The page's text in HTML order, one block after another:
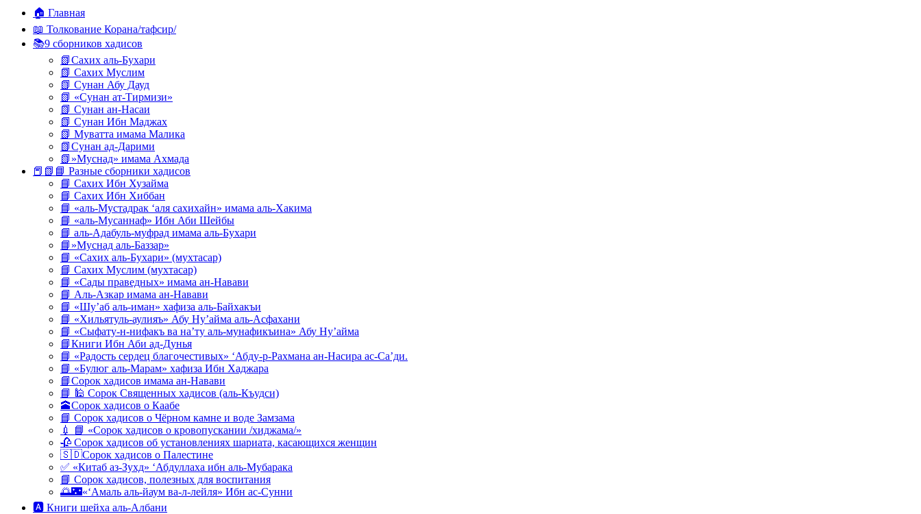
содержимому
🏠 Главная
📖 Толкование Корана/тафсир/
📚9 сборников хадисов
📗Сахих аль-Бухари
📗 Сахих Муслим
📗 Сунан Абу Дауд
📗 «Сунан ат-Тирмизи»
📗 Сунан ан-Насаи
📗 Сунан Ибн Маджах
📗 Муватта имама Малика
📗Сунан ад-Дарими
📗»Муснад» имама Ахмада
📕📗📘 Разные сборники хадисов
📘 Сахих Ибн Хузайма
📘 Сахих Ибн Хиббан
📘 «аль-Мустадрак ‘аля сахихайн» имама аль-Хакима
📘 «аль-Мусаннаф» Ибн Аби Шейбы
📘 аль-Адабуль-муфрад имама аль-Бухари
📘»Муснад аль-Баззар»
📘 «Сахих аль-Бухари» (мухтасар)
📘 Сахих Муслим (мухтасар)
📘 «Сады праведных» имама ан-Навави
📘 Аль-Азкар имама ан-Навави
📘 «Шу’аб аль-иман» хафиза аль-Байхакъи
📘 «Хильятуль-аулияъ» Абу Ну’айма аль-Асфахани
📘 «Сыфату-н-нифакъ ва на’ту аль-мунафикъина» Абу Ну’айма
📘Книги Ибн Аби ад-Дунья
📘 «Радость сердец благочестивых» ‘Абду-р-Рахмана ан-Насира ас-Са’ди.
📘 «Булюг аль-Марам» хафиза Ибн Хаджара
📘Сорок хадисов имама ан-Навави
📘 🕌 Сорок Священных хадисов (аль-Къудси)
🕋Сорок хадисов о Каабе
📘 Сорок хадисов о Чёрном камне и воде Замзама
💉 📘 «Сорок хадисов о кровопускании /хиджама/»
🥀 Сорок хадисов об установлениях шариата, касающихся женщин
🇸🇩Сорок хадисов о Палестине
✅ «Китаб аз-Зухд» ‘Абдуллаха ибн аль-Мубарака
📘 Сорок хадисов, полезных для воспитания
🌅🌃«‘Амаль аль-йаум ва-л-лейля» Ибн ас-Сунни
🅰 Книги шейха аль-Албани